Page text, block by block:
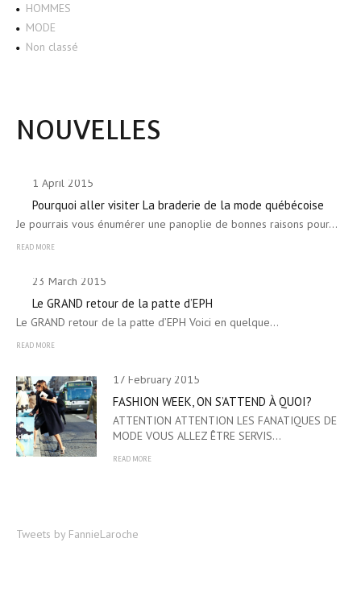
HOMMES
MODE
Non classé
NOUVELLES
1 April 2015
Pourquoi aller visiter La braderie de la mode québécoise
Je pourrais vous énumérer une panoplie de bonnes raisons pour…
READ MORE
23 March 2015
Le GRAND retour de la patte d’EPH
Le GRAND retour de la patte d’EPH Voici en quelque…
READ MORE
17 February 2015
FASHION WEEK, ON S’ATTEND À QUOI?
ATTENTION ATTENTION LES FANATIQUES DE
MODE VOUS ALLEZ ÊTRE SERVIS…
READ MORE
Tweets by FannieLaroche